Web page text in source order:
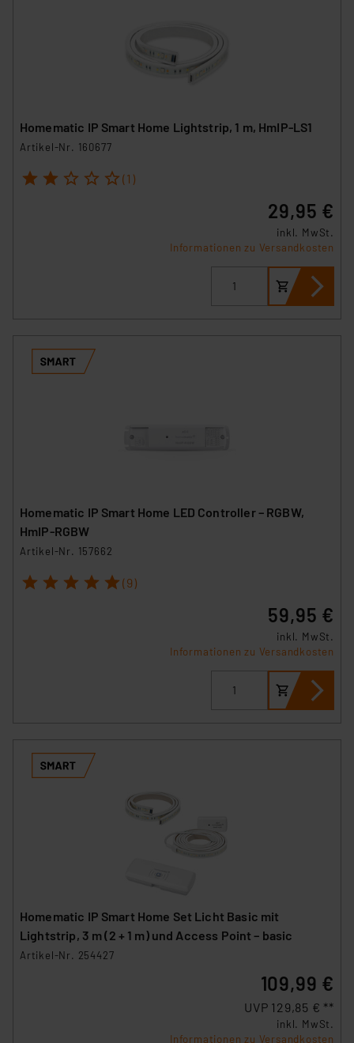
Homematic IP Smart Home Lightstrip, 1 m, HmIP-LS1
Artikel-Nr. 160677
1 2 3 4 5 (1)
29,95 €
inkl. MwSt.
Informationen zu Versandkosten
Homematic IP Smart Home LED Controller – RGBW,
HmIP-RGBW
Artikel-Nr. 157662
1 2 3 4 5 (9)
59,95 €
inkl. MwSt.
Informationen zu Versandkosten
Homematic IP Smart Home Set Licht Basic mit
Lightstrip, 3 m (2 + 1 m) und Access Point – basic
Artikel-Nr. 254427
109,99 €
UVP 129,85 € **
inkl. MwSt.
Informationen zu Versandkosten